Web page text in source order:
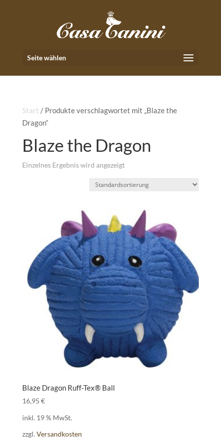
Seite wählen
Start / Produkte verschlagwortet mit „Blaze the
Dragon“
Blaze the Dragon
Einzelnes Ergebnis wird angezeigt
Blaze Dragon Ruff-Tex® Ball
16,95 €
inkl. 19 % MwSt.
zzgl. Versandkosten